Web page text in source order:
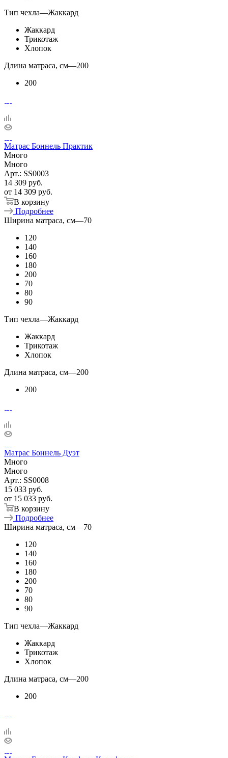
Тип чехла—Жаккард
Жаккард
Трикотаж
Хлопок
Длина матраса, см—200
200
Матрас Боннель Практик
Много
Много
Арт.: SS0003
14 309 руб.
от 14 309 руб.
В корзину
Подробнее
Ширина матраса, см—70
120
140
160
180
200
70
80
90
Тип чехла—Жаккард
Жаккард
Трикотаж
Хлопок
Длина матраса, см—200
200
Матрас Боннель Дуэт
Много
Много
Арт.: SS0008
15 033 руб.
от 15 033 руб.
В корзину
Подробнее
Ширина матраса, см—70
120
140
160
180
200
70
80
90
Тип чехла—Жаккард
Жаккард
Трикотаж
Хлопок
Длина матраса, см—200
200